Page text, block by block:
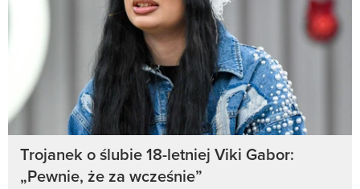
Trojanek o ślubie 18-letniej Viki Gabor:
„Pewnie, że za wcześnie”